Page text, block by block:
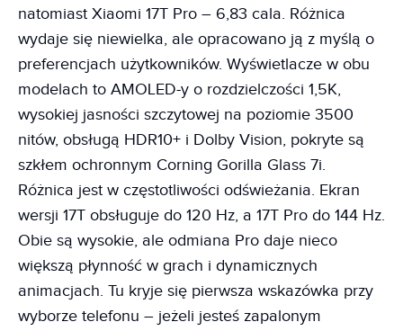
natomiast Xiaomi 17T Pro – 6,83 cala. Różnica
wydaje się niewielka, ale opracowano ją z myślą o
preferencjach użytkowników. Wyświetlacze w obu
modelach to AMOLED-y o rozdzielczości 1,5K,
wysokiej jasności szczytowej na poziomie 3500
nitów, obsługą HDR10+ i Dolby Vision, pokryte są
szkłem ochronnym Corning Gorilla Glass 7i.
Różnica jest w częstotliwości odświeżania. Ekran
wersji 17T obsługuje do 120 Hz, a 17T Pro do 144 Hz.
Obie są wysokie, ale odmiana Pro daje nieco
większą płynność w grach i dynamicznych
animacjach. Tu kryje się pierwsza wskazówka przy
wyborze telefonu – jeżeli jesteś zapalonym